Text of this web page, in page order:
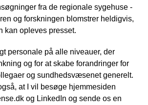
fra de regionale sygehuse -
og forskningen blomstrer heldigvis,
kan opleves presset.
personale på alle niveauer, der
og for at skabe forandringer for
og sundhedsvæsenet generelt.
at I vil besøge hjemmesiden
og LinkedIn og sende os en